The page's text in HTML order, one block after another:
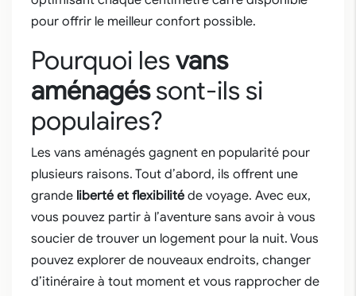
pour offrir le meilleur confort possible.
Pourquoi lesvans
aménagéssont-ils si
populaires?
Les vans aménagés gagnent en popularité pour
plusieurs raisons. Tout d’abord, ils offrent une
grande liberté et flexibilité de voyage. Avec eux,
vous pouvez partir à l’aventure sans avoir à vous
soucier de trouver un logement pour la nuit. Vous
pouvez explorer de nouveaux endroits, changer
d’itinéraire à tout moment et vous rapprocher de